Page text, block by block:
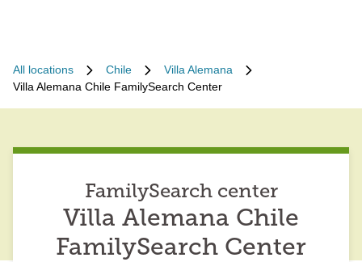
All locations Chile
Villa Alemana
Villa Alemana Chile FamilySearch Center
FamilySearch center
Villa Alemana Chile
FamilySearch Center